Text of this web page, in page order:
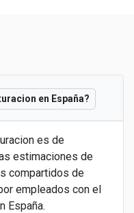
en España?
es de
estimaciones de
compartidos de
empleados con el
España.